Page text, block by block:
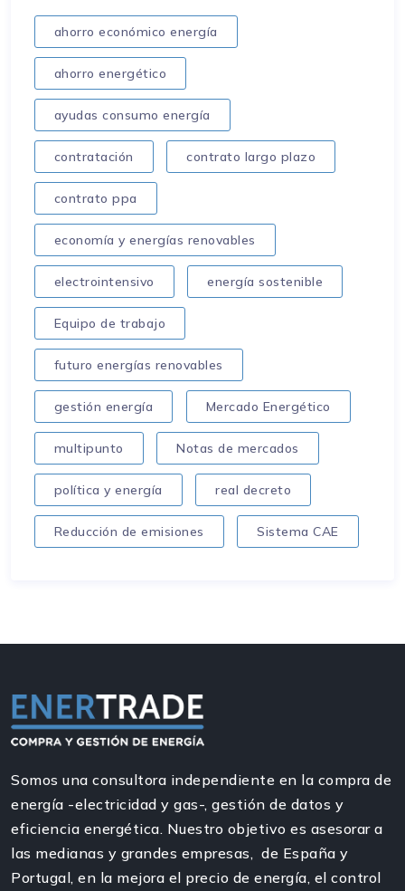
ahorro económico energía
ahorro energético
ayudas consumo energía
contratación contrato largo plazo
contrato ppa
economía y energías renovables
electrointensivo energía sostenible
Equipo de trabajo
futuro energías renovables
gestión energía Mercado Energético
multipunto Notas de mercados
política y energía real decreto
Reducción de emisiones Sistema CAE
Somos una consultora independiente en la compra de
energía -electricidad y gas-, gestión de datos y
eficiencia energética. Nuestro objetivo es asesorar a
las medianas y grandes empresas, de España y
Portugal, en la mejora el precio de energía, el control